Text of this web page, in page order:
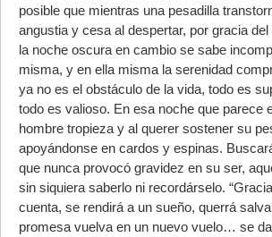
posible que mientras una pesadilla
angustia y cesa al despertar, por gracia
la noche oscura en cambio se sabe
misma, y en ella misma la serenidad
ya no es el obstáculo de la vida, todo es
todo es valioso. En esa noche que parece
hombre tropieza y al querer sostener su
apoyándonse en cardos y espinas.
que nunca provocó gravidez en su ser,
sin siquiera saberlo ni recordárselo.
cuenta, se rendirá a un sueño, querrá
promesa vuelva en un nuevo vuelo… se